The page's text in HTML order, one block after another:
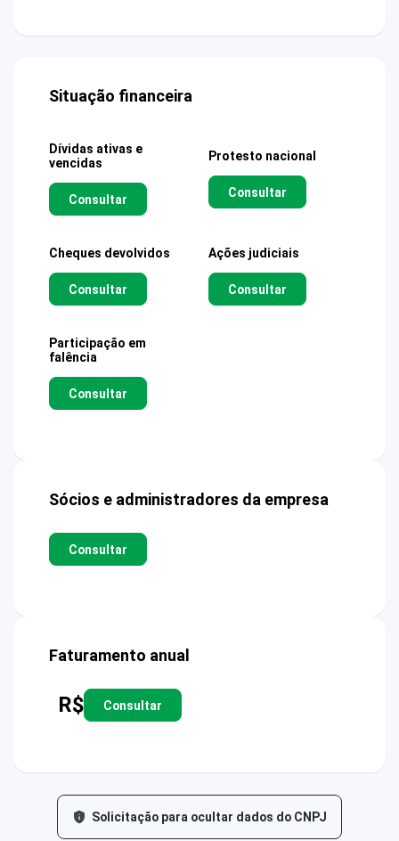
Situação financeira
Dívidas ativas e
vencidas
Consultar
Protesto nacional
Consultar
Cheques devolvidos
Consultar
Ações judiciais
Consultar
Participação em
falência
Consultar
Sócios e administradores da empresa
Consultar
Faturamento anual
R$ Consultar
Solicitação para ocultar dados do CNPJ